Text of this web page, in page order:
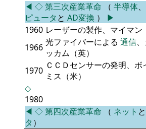
◀ ◇第三次産業革命 （ 半導体、
ピュータ と AD変換 ） ▶
1960 レーザーの製作、マイマン
1966 光ファイバーによる 通信
ッカム（英）
1970 ＣＣＤセンサーの発明、ボ
ミス（米）
◇
1980
◀ ◇第四次産業革命 （ ネット と
タ ）